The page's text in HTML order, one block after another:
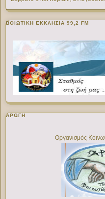
ΒΟΙΩΤΙΚΉ ΕΚΚΛΗΣΊΑ 99,2 FM
ΑΡΩΓΗ
Οργανισμός